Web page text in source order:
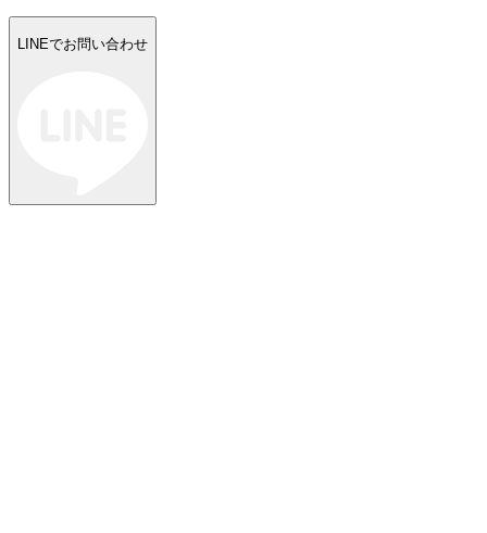
LINEでお問い合わせ